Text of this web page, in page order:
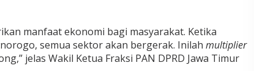
manfaat ekonomi bagi masyarakat. Ketika
semua sektor akan bergerak. Inilah multiplier
jelas Wakil Ketua Fraksi PAN DPRD Jawa Timur